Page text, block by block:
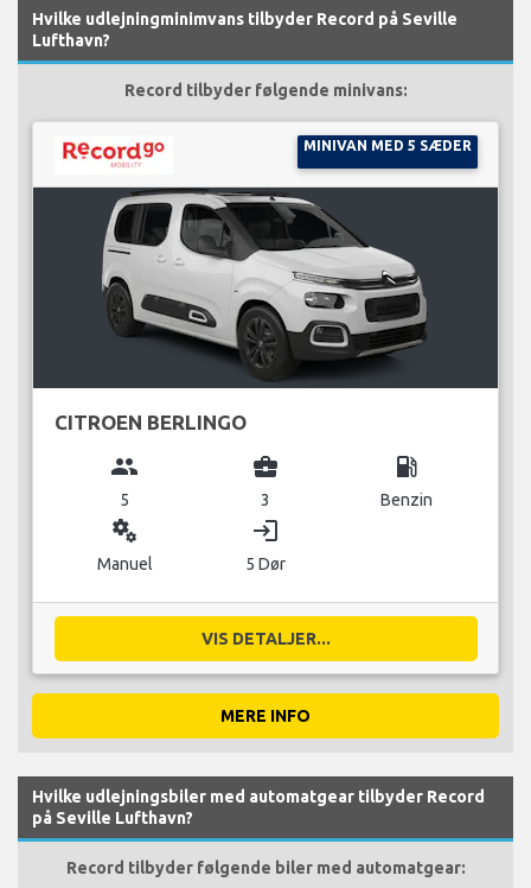
Hvilke udlejningminimvans tilbyder Record på Seville
Lufthavn?
Record tilbyder følgende minivans:
MINIVAN MED 5 SÆDER
CITROEN BERLINGO
group
5
business_center
3
local_gas_station
Benzin
miscellaneous_services
Manuel
login
5 Dør
VIS DETALJER...
MERE INFO
Hvilke udlejningsbiler med automatgear tilbyder Record
på Seville Lufthavn?
Record tilbyder følgende biler med automatgear: